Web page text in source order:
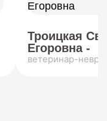
Троицкая
Егоровна -
ветеринар-